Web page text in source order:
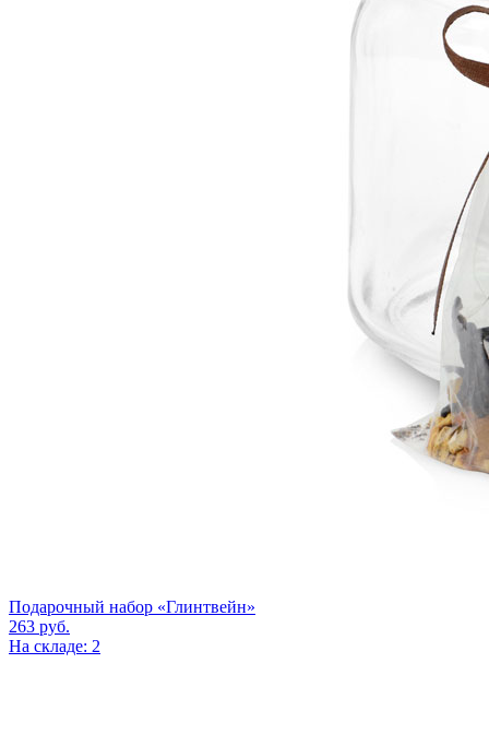
Подарочный набор «Глинтвейн»
263 руб.
На складе: 2